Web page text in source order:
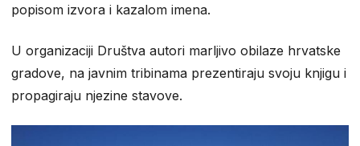
popisom izvora i kazalom imena.
U organizaciji Društva autori marljivo obilaze hrvatske
gradove, na javnim tribinama prezentiraju svoju knjigu i
propagiraju njezine stavove.